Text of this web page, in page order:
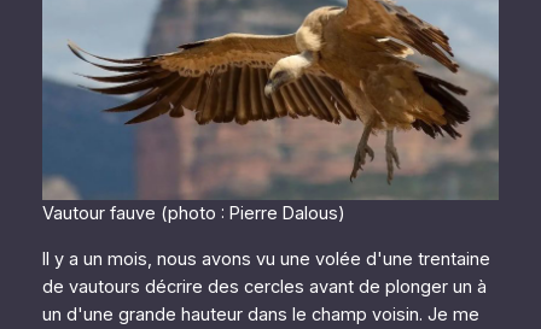
Vautour fauve (photo : Pierre Dalous)
Il y a un mois, nous avons vu une volée d'une trentaine
de vautours décrire des cercles avant de plonger un à
un d'une grande hauteur dans le champ voisin. Je me